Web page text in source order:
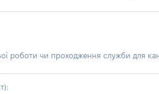
роботи чи проходження служби для
: